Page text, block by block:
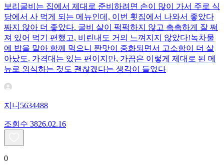
보리굴비는 집에서 제대로 준비하려면 손이 많이 가서 주로 식
당에서 사 먹게 되는 메뉴인데, 이번 횟집에서 나와서 좋았다
짜지 않아 더 좋았다. 굴비 살이 퍽퍽하지 않고 촉촉하게 잘 쪄
져 있어 먹기 편했고, 비린내도 거의 느껴지지 않았다!녹차물
에 밥을 말아 함께 먹으니 짠맛이 중화되면서 고소함이 더 살
아났도. 가격대는 있는 편이지만, 가끔은 이렇게 제대로 된 메
뉴로 외식하는 것도 괜찮겠다는 생각이 들었다
지니5634488
조회수 3826.02.16
0